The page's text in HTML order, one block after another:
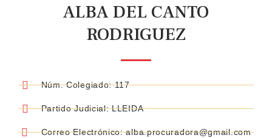
ALBA DEL CANTO
RODRIGUEZ
Núm. Colegiado: 117
Partido Judicial: LLEIDA
Correo Electrónico: alba.procuradora@gmail.com